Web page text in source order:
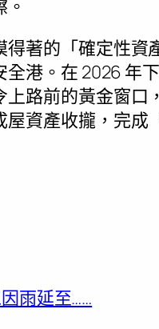
得著的「確定性資
港。在 2026 年
上路前的黃金窗口
屋資產收攏，完成
雨延至……